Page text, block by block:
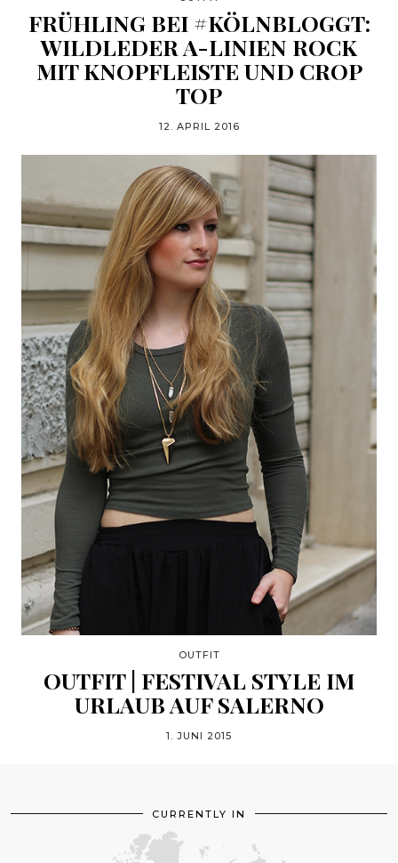
FRÜHLING BEI #KÖLNBLOGGT:
WILDLEDER A-LINIEN ROCK
MIT KNOPFLEISTE UND CROP
TOP
12. APRIL 2016
OUTFIT
OUTFIT | FESTIVAL STYLE IM
URLAUB AUF SALERNO
1. JUNI 2015
CURRENTLY IN